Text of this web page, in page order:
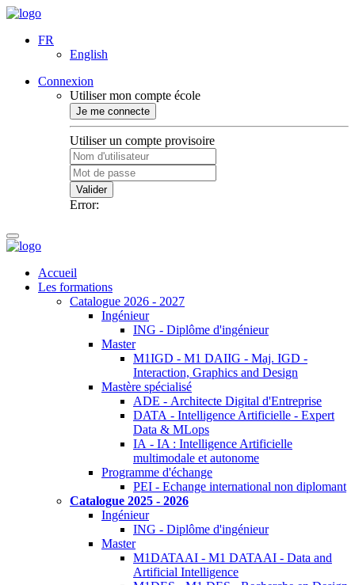
FR
English
Connexion
Utiliser mon compte école
Je me connecte
Utiliser un compte provisoire
Valider
Error:
Accueil
Les formations
Catalogue 2026 - 2027
Ingénieur
ING - Diplôme d'ingénieur
Master
M1IGD - M1 DAIIG - Maj. IGD -
Interaction, Graphics and Design
Mastère spécialisé
ADE - Architecte Digital d'Entreprise
DATA - Intelligence Artificielle - Expert
Data & MLops
IA - IA : Intelligence Artificielle
multimodale et autonome
Programme d'échange
PEI - Echange international non diplomant
Catalogue 2025 - 2026
Ingénieur
ING - Diplôme d'ingénieur
Master
M1DATAAI - M1 DATAAI - Data and
Artificial Intelligence